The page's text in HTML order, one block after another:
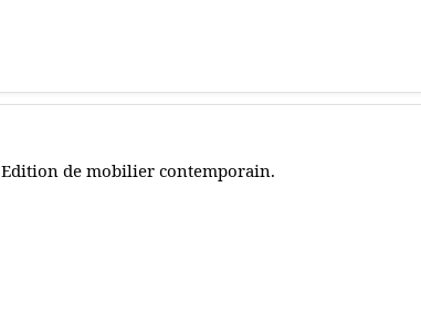
Edition de mobilier contemporain.